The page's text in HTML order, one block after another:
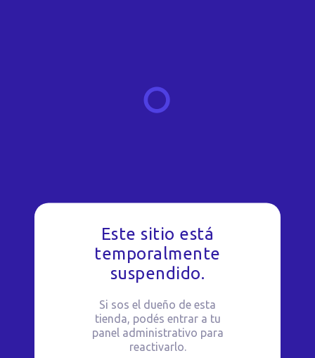
Este sitio está
temporalmente
suspendido.
Si sos el dueño de esta
tienda, podés entrar a tu
panel administrativo para
reactivarlo.